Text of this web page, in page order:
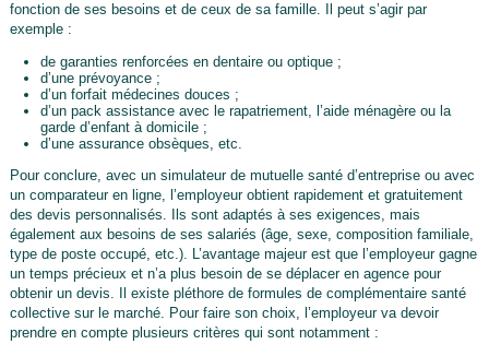
fonction de ses besoins et de ceux de sa famille. Il peut s’agir par
exemple :
de garanties renforcées en dentaire ou optique ;
d’une prévoyance ;
d’un forfait médecines douces ;
d’un pack assistance avec le rapatriement, l’aide ménagère ou la
garde d’enfant à domicile ;
d’une assurance obsèques, etc.
Pour conclure, avec un simulateur de mutuelle santé d’entreprise ou avec
un comparateur en ligne, l’employeur obtient rapidement et gratuitement
des devis personnalisés. Ils sont adaptés à ses exigences, mais
également aux besoins de ses salariés (âge, sexe, composition familiale,
type de poste occupé, etc.). L’avantage majeur est que l’employeur gagne
un temps précieux et n’a plus besoin de se déplacer en agence pour
obtenir un devis. Il existe pléthore de formules de complémentaire santé
collective sur le marché. Pour faire son choix, l’employeur va devoir
prendre en compte plusieurs critères qui sont notamment :